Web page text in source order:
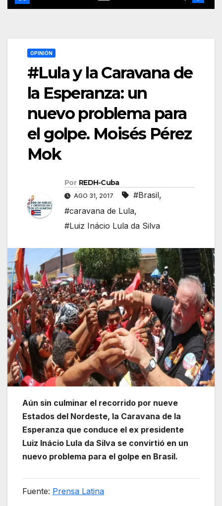
OPINIÓN
#Lula y la Caravana de
la Esperanza: un
nuevo problema para
el golpe. Moisés Pérez
Mok
Por REDH-Cuba
AGO 31, 2017 #Brasil,
#caravana de Lula,
#Luiz Inácio Lula da Silva
Aún sin culminar el recorrido por nueve
Estados del Nordeste, la Caravana de la
Esperanza que conduce el ex presidente
Luiz Inácio Lula da Silva se convirtió en un
nuevo problema para el golpe en Brasil.
Fuente: Prensa Latina